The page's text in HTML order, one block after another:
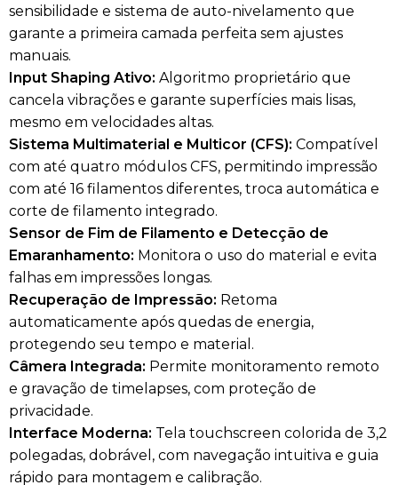
sensibilidade e sistema de auto-nivelamento que
garante a primeira camada perfeita sem ajustes
manuais.
Input Shaping Ativo: Algoritmo proprietário que
cancela vibrações e garante superfícies mais lisas,
mesmo em velocidades altas.
Sistema Multimaterial e Multicor (CFS): Compatível
com até quatro módulos CFS, permitindo impressão
com até 16 filamentos diferentes, troca automática e
corte de filamento integrado.
Sensor de Fim de Filamento e Detecção de
Emaranhamento: Monitora o uso do material e evita
falhas em impressões longas.
Recuperação de Impressão: Retoma
automaticamente após quedas de energia,
protegendo seu tempo e material.
Câmera Integrada: Permite monitoramento remoto
e gravação de timelapses, com proteção de
privacidade.
Interface Moderna: Tela touchscreen colorida de 3,2
polegadas, dobrável, com navegação intuitiva e guia
rápido para montagem e calibração.